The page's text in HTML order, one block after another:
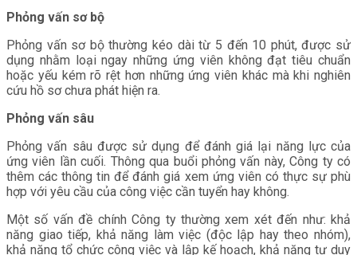
Phỏng vấn sơ bộ
Phỏng vấn sơ bộ thường kéo dài từ 5 đến 10 phút, được sử
dụng nhằm loại ngay những ứng viên không đạt tiêu chuẩn
hoặc yếu kém rõ rệt hơn những ứng viên khác mà khi nghiên
cứu hồ sơ chưa phát hiện ra.
Phỏng vấn sâu
Phỏng vấn sâu được sử dụng để đánh giá lại năng lực của
ứng viên lần cuối. Thông qua buổi phỏng vấn này, Công ty có
thêm các thông tin để đánh giá xem ứng viên có thực sự phù
hợp với yêu cầu của công việc cần tuyển hay không.
Một số vấn đề chính Công ty thường xem xét đến như: khả
năng giao tiếp, khả năng làm việc (độc lập hay theo nhóm),
khả năng tổ chức công việc và lập kế hoạch, khả năng tư duy